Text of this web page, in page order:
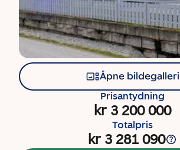
Åpne bildegalleri
Prisantydning
kr 3 200 000
Totalpris
kr 3 281 090